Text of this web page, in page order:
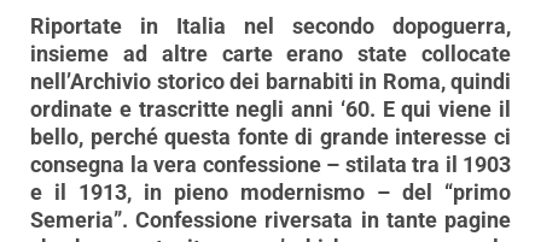
Riportate in Italia nel secondo dopoguerra,
insieme ad altre carte erano state collocate
nell’Archivio storico dei barnabiti in Roma, quindi
ordinate e trascritte negli anni ‘60. E qui viene il
bello, perché questa fonte di grande interesse ci
consegna la vera confessione – stilata tra il 1903
e il 1913, in pieno modernismo – del “primo
Semeria”. Confessione riversata in tante pagine